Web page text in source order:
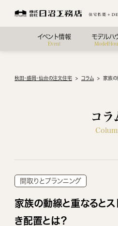
イベント情報
Event
モデルハ
秋田・盛岡・仙台の注文住宅 コラム 家族の動
コラ
間取りとプランニング
家族の動線と重なるとス
き配置とは？